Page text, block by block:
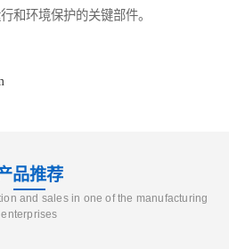
和环境保护的关键部件。
品推荐
and sales in one of the manufacturing
enterprises